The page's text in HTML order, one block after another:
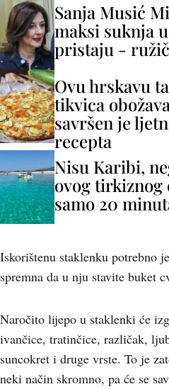
Sanja Musić
maksi suknja
pristaju -
Ovu hrskavu
tikvica
savršen je
recepta
Nisu Karibi,
ovog tirkiznog
samo 20
Iskorištenu staklenku potrebno
spremna da u nju stavite buket
Naročito lijepo u staklenki će
ivančice, tratinčice, različak,
suncokret i druge vrste. To je
neki način skromno, pa će se